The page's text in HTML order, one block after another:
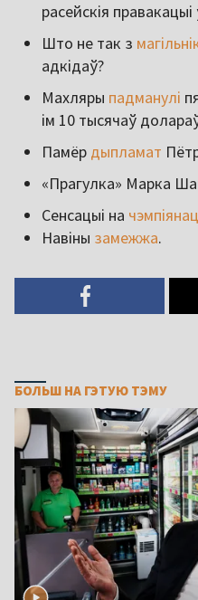
расейскія
Што не так з
адкідаў?
Махляры падманулі
ім 10 тысячаў
Памёр дыпламат
«Прагулка» Марка
Сенсацыі на
Навіны замежжа.
БОЛЬШ НА ГЭТУЮ ТЭМУ